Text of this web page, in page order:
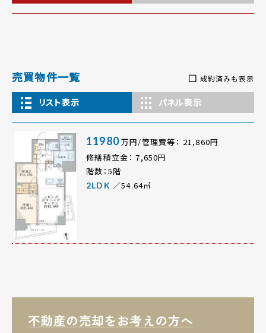
売買物件一覧 成約済みも表示
リスト表示 パネル表示
11980万円/管理費等： 21,860円
修繕積立金： 7,650円
階数：5階
2LDK ／54.64㎡